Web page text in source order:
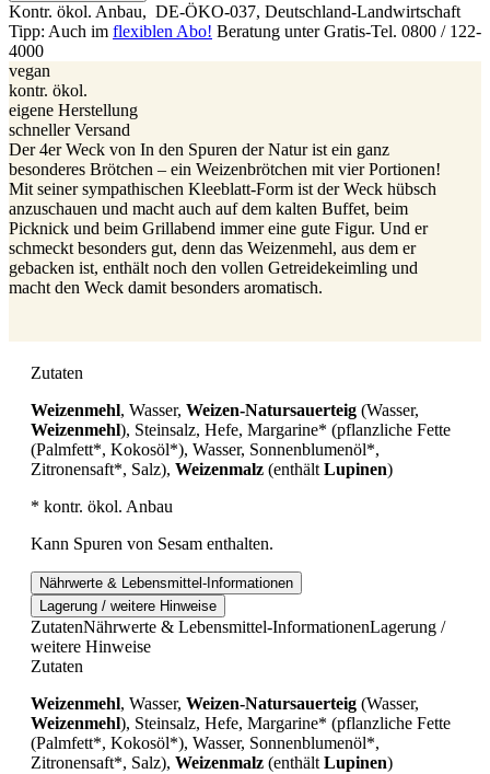
Kontr. ökol. Anbau, DE-ÖKO-037, Deutschland-Landwirtschaft
Tipp: Auch im flexiblen Abo! Beratung unter Gratis-Tel. 0800 / 122-
4000
vegan
kontr. ökol.
eigene Herstellung
schneller Versand
Der 4er Weck von In den Spuren der Natur ist ein ganz
besonderes Brötchen – ein Weizenbrötchen mit vier Portionen!
Mit seiner sympathischen Kleeblatt-Form ist der Weck hübsch
anzuschauen und macht auch auf dem kalten Buffet, beim
Picknick und beim Grillabend immer eine gute Figur. Und er
schmeckt besonders gut, denn das Weizenmehl, aus dem er
gebacken ist, enthält noch den vollen Getreidekeimling und
macht den Weck damit besonders aromatisch.
Zutaten
Weizenmehl, Wasser, Weizen-Natursauerteig (Wasser,
Weizenmehl), Steinsalz, Hefe, Margarine* (pflanzliche Fette
(Palmfett*, Kokosöl*), Wasser, Sonnenblumenöl*,
Zitronensaft*, Salz), Weizenmalz (enthält Lupinen)
* kontr. ökol. Anbau
Kann Spuren von Sesam enthalten.
Nährwerte & Lebensmittel-Informationen
Lagerung / weitere Hinweise
ZutatenNährwerte & Lebensmittel-InformationenLagerung /
weitere Hinweise
Zutaten
Weizenmehl, Wasser, Weizen-Natursauerteig (Wasser,
Weizenmehl), Steinsalz, Hefe, Margarine* (pflanzliche Fette
(Palmfett*, Kokosöl*), Wasser, Sonnenblumenöl*,
Zitronensaft*, Salz), Weizenmalz (enthält Lupinen)